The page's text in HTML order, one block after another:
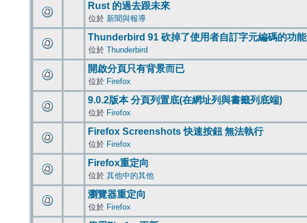
Rust 的過去跟未來
位於 新聞與報導
Thunderbird 91 砍掉了使用者自訂字元編碼的功能
位於 Thunderbird
開啟分頁只有背景而已
位於 Firefox
9.0.2版本 分頁列置底(在網址列與書籤列底端)
位於 Firefox
Firefox Screenshots 快速按鈕 無法執行
位於 Firefox
Firefox重定向
位於 其他中的其他
瀏覽器重定向
位於 Firefox